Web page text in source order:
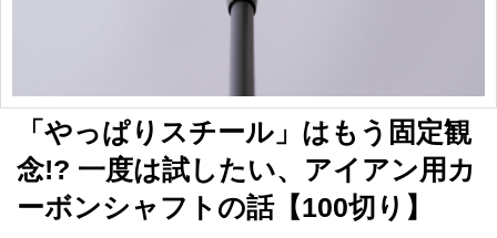
「やっぱりスチール」はもう固定観
念!? 一度は試したい、アイアン用カ
ーボンシャフトの話【100切り】